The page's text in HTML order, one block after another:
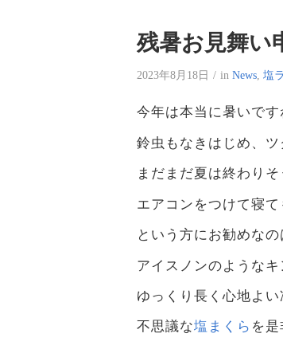
残暑お見舞い
2023年8月18日 / in News 塩
今年は本当に暑いで
鈴虫もなきはじめ、ツ
まだまだ夏は終わりそ
エアコンをつけて寝
という方にお勧めなの
アイスノンのような
ゆっくり長く心地よ
不思議な塩まくら を